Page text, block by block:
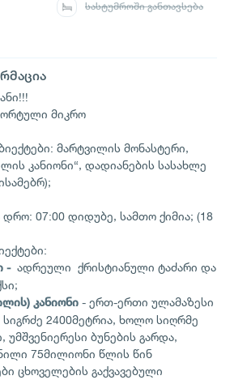
მიკრო
მარტვილის მონასტერი,
კანიონი“, დადიანების სასახლე
07:00 დიდუბე, სამთო ქიმია; (18
- ადრეული ქრისტიანული ტაძარი და
) კანიონი - ერთ-ერთი ულამაზესი
2400მეტრია, ხოლო სიღრმე
უმშვენიერესი ბუნების გარდა,
75მილიონი წლის წინ
ცხოველების გაქვავებული
სასტუმროში განთავსება